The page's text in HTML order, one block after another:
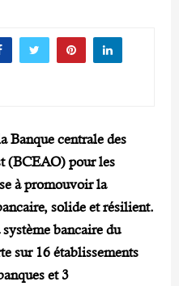
Banque centrale des
(BCEAO) pour les
à promouvoir la
solide et résilient.
bancaire du
sur 16 établissements
et 3